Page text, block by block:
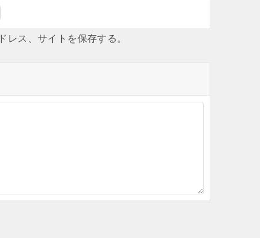
ス、サイトを保存する。